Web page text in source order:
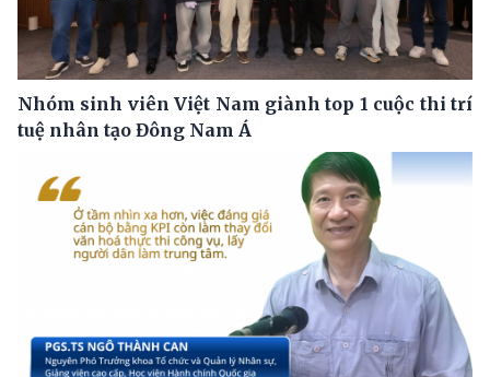
Nhóm sinh viên Việt Nam giành top 1 cuộc thi trí
tuệ nhân tạo Đông Nam Á